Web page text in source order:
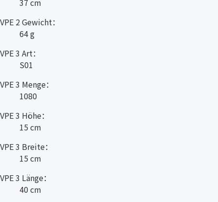
VPE 2 Gewicht：
64 g
VPE 3 Art：
S01
VPE 3 Menge：
1080
VPE 3 Höhe：
15 cm
VPE 3 Breite：
15 cm
VPE 3 Länge：
40 cm